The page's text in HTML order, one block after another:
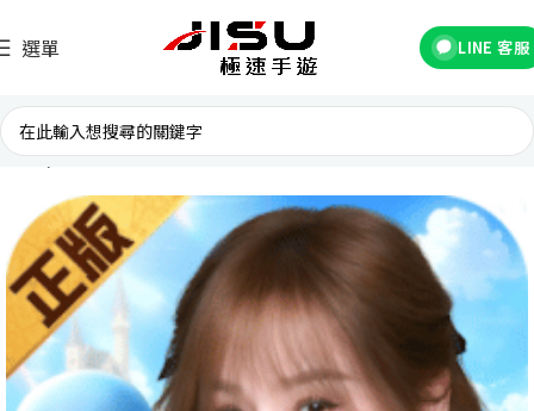
選單 LINE 客服
首頁 台灣遊戲